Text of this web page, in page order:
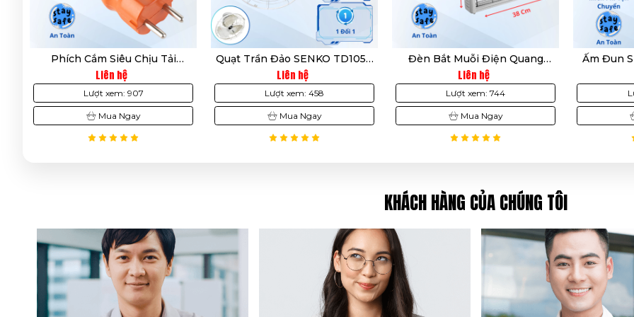
Phích Cắm Siêu Chịu Tải
SOPOKA 3000W - Chịu Nhiệt
Tốt,Có Khả Năng Chịu Va Đập,
Chống Vỡ
Liên hệ
Lượt xem: 907
Mua Ngay
Quạt Trần Đảo SENKO TD105 -
Công Suất 47W, Màu Trắng,
Tặng Đầy Đủ Phụ Kiện - Bảo
Hành Chính Hãng
Liên hệ
Lượt xem: 458
Mua Ngay
Đèn Bắt Muỗi Điện Quang
EML06L – An Toàn, Hiệu Quả
Cao, Tiết Kiệm Điện, Bảo Hành
12 Tháng
Liên hệ
Lượt xem: 744
Mua Ngay
Ấm Đun
RD-
Tự Ngắt,
KHÁCH HÀNG CỦA CHÚNG TÔI